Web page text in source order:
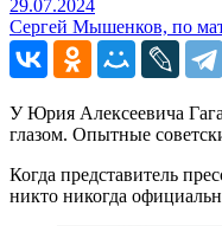
29.07.2024
Сергей Мышенков, по
У Юрия Алексеевича
глазом. Опытные
Когда представитель
никто никогда